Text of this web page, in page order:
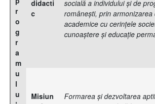
r
o
g
r
a
m
u
l
u
didacti
c
socială a individului şi de
româneşti, prin armonizarea
academice cu cerinţele
cunoaştere şi educaţie
Misiun
Formarea şi dezvoltarea